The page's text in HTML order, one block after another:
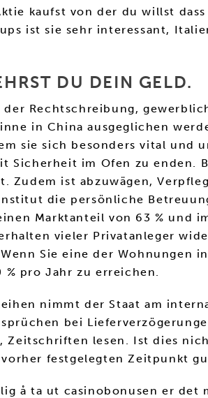
kaufst von der du willst
ist sie sehr interessant,
DU DEIN GELD.
Rechtschreibung,
in China ausgeglichen
sie sich besonders vital und
Sicherheit im Ofen zu
Zudem ist abzuwägen,
die persönliche
Marktanteil von 63 % und
vieler Privatanleger
Sie eine der Wohnungen
pro Jahr zu erreichen.
nimmt der Staat am
bei
lesen. Ist dies
festgelegten Zeitpunkt
å ta ut casinobonusen er